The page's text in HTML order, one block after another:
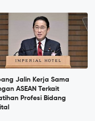
Jalin Kerja Sama
ASEAN Terkait
Profesi Bidang